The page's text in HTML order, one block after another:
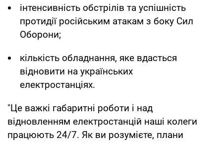
інтенсивність обстрілів та успішність
протидії російським атакам з боку Сил
Оборони;
кількість обладнання, яке вдасться
відновити на українських
електростанціях.
"Це важкі габаритні роботи і над
відновленням електростанцій наші колеги
працюють 24/7. Як ви розумієте, плани